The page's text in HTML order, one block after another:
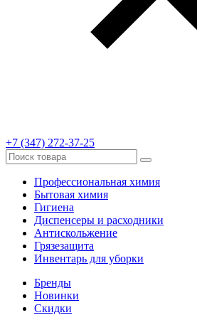
+7 (347) 272-37-25
Профессиональная химия
Бытовая химия
Гигиена
Диспенсеры и расходники
Антискольжение
Грязезащита
Инвентарь для уборки
Бренды
Новинки
Скидки